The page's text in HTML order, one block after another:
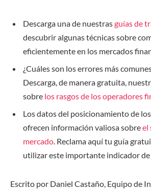
Descarga una de nuestrasguías de
descubrir algunas técnicas sobre
eficientemente en los mercados
¿Cuáles son los errores más
Descarga, de manera gratuita,
sobre los rasgos de los operadores
Los datos del posicionamiento de
ofrecen información valiosa sobreel
mercado . Reclama aquí tu guía
utilizar este importante indicador de
Escrito por Daniel Castaño, Equipo de